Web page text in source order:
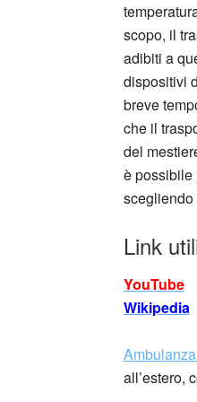
scopo, il
adibiti a
dispositivi
breve
che il
del
è possibile
scegliendo
Link
YouTube
Wikipedia
all’estero,